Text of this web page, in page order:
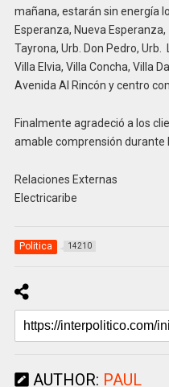
mañana, estarán sin energía
Esperanza, Nueva
Tayrona, Urb. Don Pedro, Urb.
Villa Elvia, Villa Concha, Villa
Avenida Al Rincón y centro
Finalmente agradeció a los
amable comprensión durante
Relaciones Externas
Electricaribe
Politica 14210
AUTHOR: PAUL